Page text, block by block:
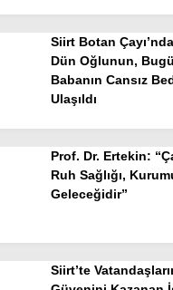
Siirt Botan
Dün Oğlunun,
Babanın Cansız
Ulaşıldı
Prof. Dr. Ertekin:
Ruh Sağlığı,
Geleceğidir”
Siirt’te